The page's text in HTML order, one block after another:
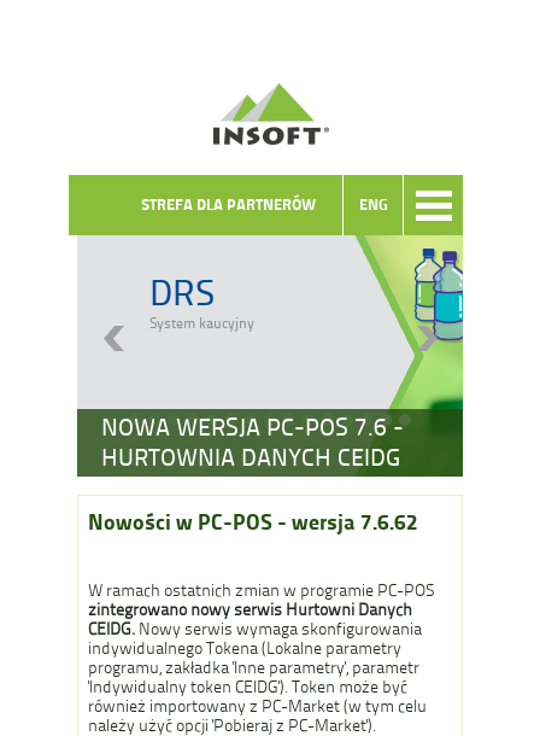
ENG
STREFA DLA PARTNERÓW
NOWA WERSJA PC-POS 7.6 -
HURTOWNIA DANYCH CEIDG
DRS
System kaucyjny
Nowości w PC-POS - wersja 7.6.62
W ramach ostatnich zmian w programie PC-POS
zintegrowano nowy serwis Hurtowni Danych
CEIDG. Nowy serwis wymaga skonfigurowania
indywidualnego Tokena (Lokalne parametry
programu, zakładka 'Inne parametry', parametr
'Indywidualny token CEIDG'). Token może być
również importowany z PC-Market (w tym celu
należy użyć opcji 'Pobieraj z PC-Market').